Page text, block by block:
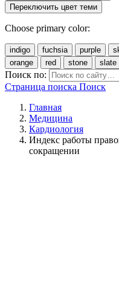
Переключить цвет теми
Choose primary color:
indigo fuchsia purple
orange
red stone slate
Поиск по:
Страница поиска Поиск
Главная
Медицина
Кардиология
Индекс работы
сокращении